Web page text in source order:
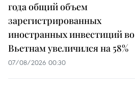
года общий объем
зарегистрированных
иностранных инвестиций во
Вьетнам увеличился на 58%
07/08/2026 00:30